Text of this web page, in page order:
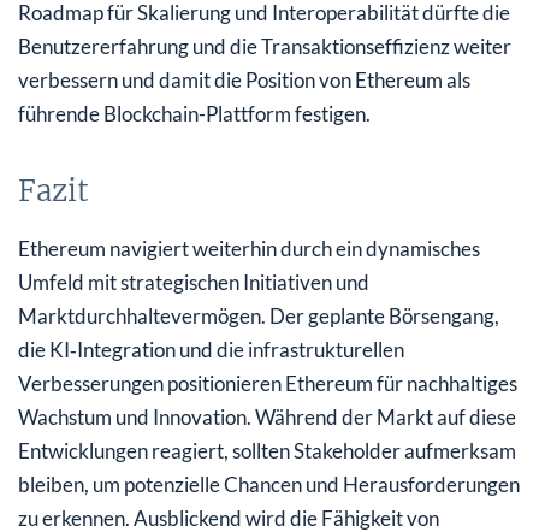
Roadmap für Skalierung und Interoperabilität dürfte die
Benutzererfahrung und die Transaktionseffizienz weiter
verbessern und damit die Position von Ethereum als
führende Blockchain-Plattform festigen.
Fazit
Ethereum navigiert weiterhin durch ein dynamisches
Umfeld mit strategischen Initiativen und
Marktdurchhaltevermögen. Der geplante Börsengang,
die KI‑Integration und die infrastrukturellen
Verbesserungen positionieren Ethereum für nachhaltiges
Wachstum und Innovation. Während der Markt auf diese
Entwicklungen reagiert, sollten Stakeholder aufmerksam
bleiben, um potenzielle Chancen und Herausforderungen
zu erkennen. Ausblickend wird die Fähigkeit von